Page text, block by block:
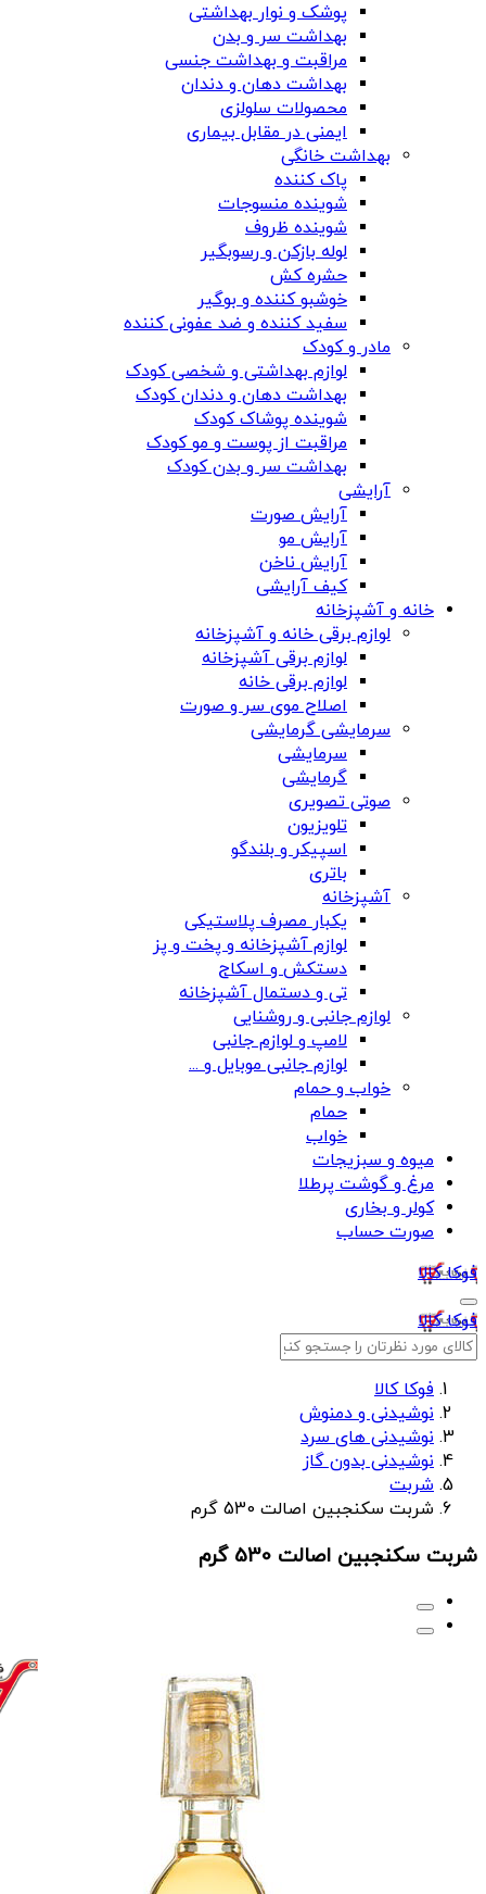
پوشک و نوار بهداشتی
بهداشت سر و بدن
مراقبت و بهداشت جنسی
بهداشت دهان و دندان
محصولات سلولزی
ایمنی در مقابل بیماری
بهداشت خانگی
پاک کننده
شوینده منسوجات
شوینده ظروف
لوله بازکن و رسوبگیر
حشره کش
خوشبو کننده و بوگیر
سفید کننده و ضد عفونی کننده
مادر و کودک
لوازم بهداشتی و شخصی کودک
بهداشت دهان و دندان کودک
شوینده پوشاک کودک
مراقبت از پوست و مو کودک
بهداشت سر و بدن کودک
آرایشی
آرایش صورت
آرایش مو
آرایش ناخن
کیف آرایشی
خانه و آشپزخانه
لوازم برقی خانه و آشپزخانه
لوازم برقی آشپزخانه
لوازم برقی خانه
اصلاح موی سر و صورت
سرمایشی گرمایشی
سرمایشی
گرمایشی
صوتی تصویری
تلویزیون
اسپیکر و بلندگو
باتری
آشپزخانه
یکبار مصرف پلاستیکی
لوازم آشپزخانه و پخت و پز
دستکش و اسکاج
تی و دستمال آشپزخانه
لوازم جانبی و روشنایی
لامپ و لوازم جانبی
لوازم جانبی موبایل و ...
خواب و حمام
حمام
خواب
میوه و سبزیجات
مرغ و گوشت پرطلا
کولر و بخاری
صورت حساب
فوکا کالا
فوکا کالا
فوکا کالا
نوشیدنی و دمنوش
نوشیدنی های سرد
نوشیدنی بدون گاز
شربت
شربت سکنجبین اصالت 530 گرم
شربت سکنجبین اصالت 530 گرم